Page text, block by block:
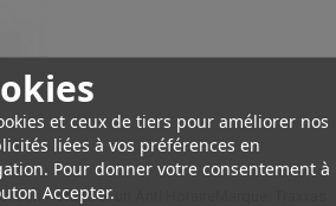
et ceux de tiers pour améliorer nos
liées à vos préférences en
Pour donner votre consentement à
Accepter.
un Horaire et un Anti HoraireMarque: Traxxas